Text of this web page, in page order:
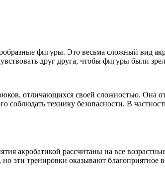
фигуры. Это весьма сложный вид
друг друга, чтобы фигуры были
отличающихся своей сложностью. Она
технику безопасности. В
акробатикой рассчитаны на все
эти тренировки оказывают благоприятное